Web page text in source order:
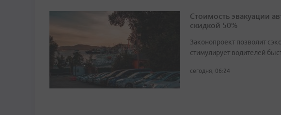
Стоимость эвакуации
скидкой 50%
Законопроект позволит
стимулирует водителей
сегодня, 06:24